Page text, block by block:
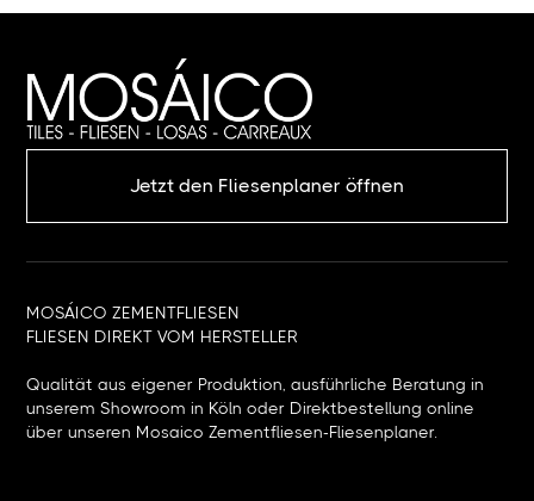
Jetzt den Fliesenplaner öffnen
MOSÁICO ZEMENTFLIESEN
FLIESEN DIREKT VOM HERSTELLER
Qualität aus eigener Produktion, ausführliche Beratung in
unserem Showroom in Köln oder Direktbestellung online
über unseren Mosaico Zementfliesen-Fliesenplaner.